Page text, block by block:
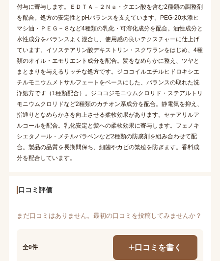
付与に寄与します。ＥＤＴＡ－２Ｎａ・クエン酸を含む2種類の調整剤
を配合。処方の安定性とpHバランスを支えています。PEG-20水添ヒ
マシ油・ＰＥＧ－８など4種類の乳化・可溶化成分を配合。油性成分と
水性成分をバランスよく混合し、使用感の良いテクスチャーに仕上げ
ています。イソステアリン酸デキストリン・スクワランをはじめ、4種
類のオイル・エモリエント成分を配合。髪をなめらかに整え、ツヤと
まとまりを与えるリッチな処方です。ジココイルエチルヒドロキシエ
チルモニウムメトサルフェートをベースにした、バランスの取れた洗
浄処方です（1種類配合）。ジココジモニウムクロリド・ステアルトリ
モニウムクロリドなど2種類のカチオン系成分を配合。静電気を抑え、
指通りとなめらかさを向上させる柔軟効果があります。セテアリルア
ルコールを配合。乳化安定と髪への柔軟効果に寄与します。フェノキ
シエタノール・メチルパラベンなど2種類の防腐剤を組み合わせて配
合。製品の品質を長期間保ち、細菌やカビの繁殖を防ぎます。香料成
分を配合しています。
口コミ評価
まだ口コミはありません。最初の口コミを投稿してみませんか？
全0件 口コミを書く